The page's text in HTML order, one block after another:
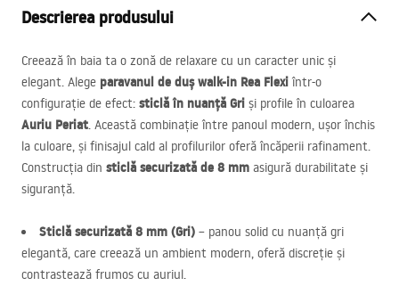
Descrierea produsului
Creează în baia ta o zonă de relaxare cu un caracter unic și
elegant. Alege paravanul de duș walk-in Rea Flexi într-o
configurație de efect: sticlă în nuanță Gri și profile în culoarea
Auriu Periat. Această combinație între panoul modern, ușor închis
la culoare, și finisajul cald al profilurilor oferă încăperii rafinament.
Construcția din sticlă securizată de 8 mm asigură durabilitate și
siguranță.
Sticlă securizată 8 mm (Gri) – panou solid cu nuanță gri
elegantă, care creează un ambient modern, oferă discreție și
contrastează frumos cu auriul.